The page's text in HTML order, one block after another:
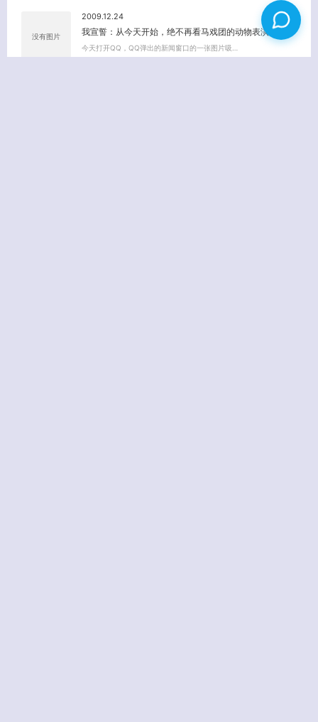
没有图片
2009.12.24
我宣誓：从今天开始，绝不再看马戏团的动物表演
今天打开QQ，QQ弹出的新闻窗口的一张图片吸…